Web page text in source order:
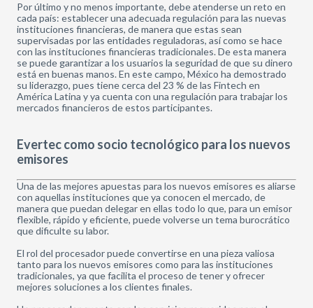
Por último y no menos importante, debe atenderse un reto en
cada país: establecer una adecuada regulación para las nuevas
instituciones financieras, de manera que estas sean
supervisadas por las entidades reguladoras, así como se hace
con las instituciones financieras tradicionales. De esta manera
se puede garantizar a los usuarios la seguridad de que su dinero
está en buenas manos. En este campo, México ha demostrado
su liderazgo, pues tiene cerca del 23 % de las Fintech en
América Latina y ya cuenta con una regulación para trabajar los
mercados financieros de estos participantes.
Evertec como socio tecnológico para los nuevos
emisores
Una de las mejores apuestas para los nuevos emisores es aliarse
con aquellas instituciones que ya conocen el mercado, de
manera que puedan delegar en ellas todo lo que, para un emisor
flexible, rápido y eficiente, puede volverse un tema burocrático
que dificulte su labor.
El rol del procesador puede convertirse en una pieza valiosa
tanto para los nuevos emisores como para las instituciones
tradicionales, ya que facilita el proceso de tener y ofrecer
mejores soluciones a los clientes finales.